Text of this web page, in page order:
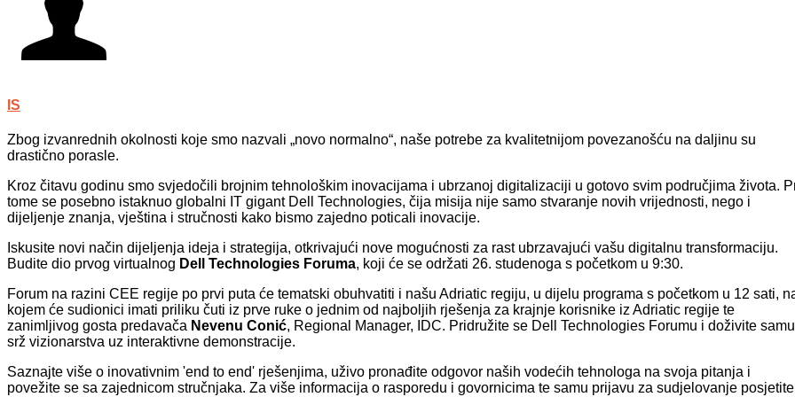
IS
Zbog izvanrednih okolnosti koje smo nazvali „novo normalno“, naše potrebe za kvalitetnijom povezanošću na daljinu su
drastično porasle.
Kroz čitavu godinu smo svjedočili brojnim tehnološkim inovacijama i ubrzanoj digitalizaciji u gotovo svim područjima života.
tome se posebno istaknuo globalni IT gigant Dell Technologies, čija misija nije samo stvaranje novih vrijednosti, nego i
dijeljenje znanja, vještina i stručnosti kako bismo zajedno poticali inovacije.
Iskusite novi način dijeljenja ideja i strategija, otkrivajući nove mogućnosti za rast ubrzavajući vašu digitalnu transformaciju.
Budite dio prvog virtualnog Dell Technologies Foruma, koji će se održati 26. studenoga s početkom u 9:30.
Forum na razini CEE regije po prvi puta će tematski obuhvatiti i našu Adriatic regiju, u dijelu programa s početkom u 12 sati,
kojem će sudionici imati priliku čuti iz prve ruke o jednim od najboljih rješenja za krajnje korisnike iz Adriatic regije te
zanimljivog gosta predavača Nevenu Conić, Regional Manager, IDC. Pridružite se Dell Technologies Forumu i doživite samu
srž vizionarstva uz interaktivne demonstracije.
Saznajte više o inovativnim 'end to end' rješenjima, uživo pronađite odgovor naših vodećih tehnologa na svoja pitanja i
povežite se sa zajednicom stručnjaka. Za više informacija o rasporedu i govornicima te samu prijavu za sudjelovanje posjetite